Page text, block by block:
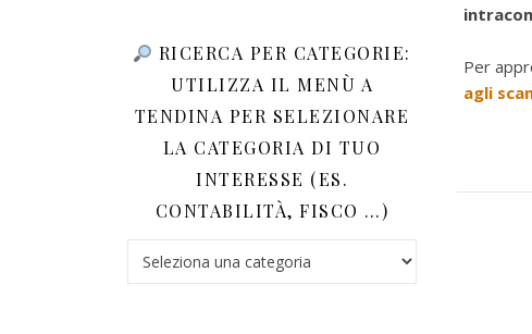
RICERCA PER CATEGORIE:
UTILIZZA IL MENÙ A
TENDINA PER SELEZIONARE
LA CATEGORIA DI TUO
INTERESSE (ES.
CONTABILITÀ, FISCO …)
Ricerca per categorie: utilizza il menù a tendina per
Per
agli